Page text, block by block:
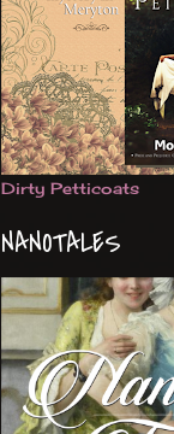
Dirty Petticoats
NANOTALES